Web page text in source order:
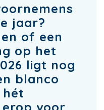
jaar?
of een
op het
ligt nog
blanco
voor